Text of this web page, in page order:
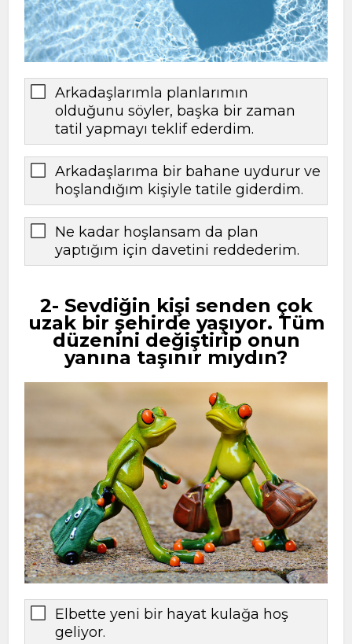
Arkadaşlarımla planlarımın
olduğunu söyler, başka bir zaman
tatil yapmayı teklif ederdim.
Arkadaşlarıma bir bahane uydurur ve
hoşlandığım kişiyle tatile giderdim.
Ne kadar hoşlansam da plan
yaptığım için davetini reddederim.
2- Sevdiğin kişi senden çok
uzak bir şehirde yaşıyor. Tüm
düzenini değiştirip onun
yanına taşınır mıydın?
Elbette yeni bir hayat kulağa hoş
geliyor.